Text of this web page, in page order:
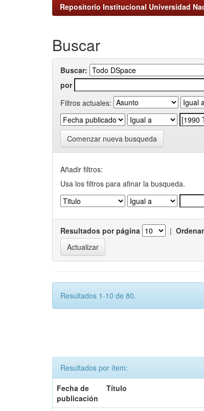
Repositorio Institucional Universidad
Buscar
Buscar:
por
Filtros actuales:
Comenzar nueva busqueda
Añadir filtros:
Usa los filtros para afinar la busqueda.
Resultados por página |
Resultados 1-10 de 80.
Resultados por ítem:
Fecha de
publicación
Título